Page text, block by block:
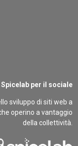
Spicelab per il sociale
sviluppo di siti web a
operino a vantaggio
della collettività.